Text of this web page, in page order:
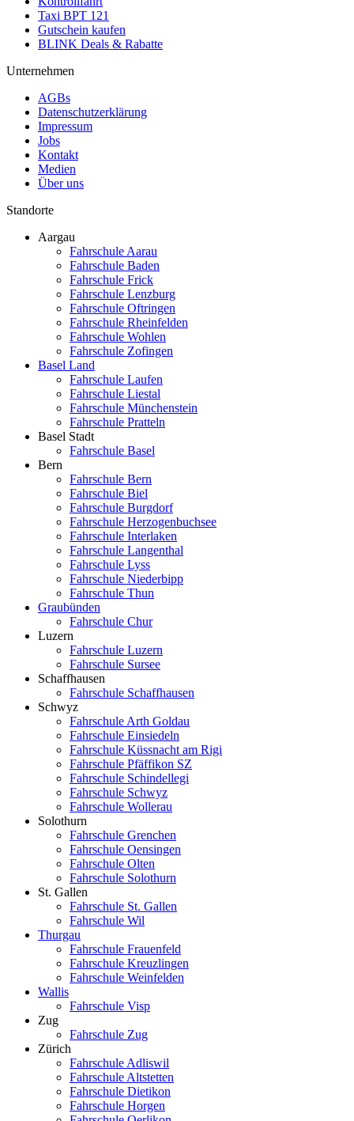
Taxi BPT 121
Gutschein kaufen
BLINK Deals & Rabatte
Unternehmen
AGBs
Datenschutzerklärung
Impressum
Jobs
Kontakt
Medien
Über uns
Standorte
Aargau
Fahrschule Aarau
Fahrschule Baden
Fahrschule Frick
Fahrschule Lenzburg
Fahrschule Oftringen
Fahrschule Rheinfelden
Fahrschule Wohlen
Fahrschule Zofingen
Basel Land
Fahrschule Laufen
Fahrschule Liestal
Fahrschule Münchenstein
Fahrschule Pratteln
Basel Stadt
Fahrschule Basel
Bern
Fahrschule Bern
Fahrschule Biel
Fahrschule Burgdorf
Fahrschule Herzogenbuchsee
Fahrschule Interlaken
Fahrschule Langenthal
Fahrschule Lyss
Fahrschule Niederbipp
Fahrschule Thun
Graubünden
Fahrschule Chur
Luzern
Fahrschule Luzern
Fahrschule Sursee
Schaffhausen
Fahrschule Schaffhausen
Schwyz
Fahrschule Arth Goldau
Fahrschule Einsiedeln
Fahrschule Küssnacht am Rigi
Fahrschule Pfäffikon SZ
Fahrschule Schindellegi
Fahrschule Schwyz
Fahrschule Wollerau
Solothurn
Fahrschule Grenchen
Fahrschule Oensingen
Fahrschule Olten
Fahrschule Solothurn
St. Gallen
Fahrschule St. Gallen
Fahrschule Wil
Thurgau
Fahrschule Frauenfeld
Fahrschule Kreuzlingen
Fahrschule Weinfelden
Wallis
Fahrschule Visp
Zug
Fahrschule Zug
Zürich
Fahrschule Adliswil
Fahrschule Altstetten
Fahrschule Dietikon
Fahrschule Horgen